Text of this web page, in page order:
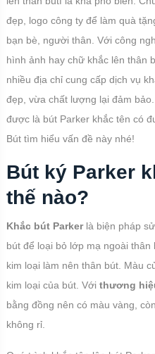
đẹp, logo công ty để làm quà
bạn bè, người thân. Với công
hình ảnh hay chữ khắc lên thân
nhiều địa chỉ cung cấp dịch vụ
đẹp, vừa chất lượng lại đảm
được là bút Parker khắc tên có
Bút tìm hiểu vấn đề này nhé!
Bút ký Parker
thế nào?
Khắc bút Parkerlà biện pháp
bút để loại bỏ lớp mạ ngoài
kim loại làm nên thân bút. Màu
kim loại của bút. Với thương
bằng đồng nên có màu vàng,
không rỉ.